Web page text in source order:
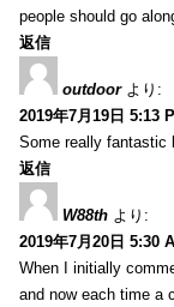
people should go
返信
outdoor より:
2019年7月19日 5:13
Some really fantastic
返信
W88th より:
2019年7月20日 5:30
When I initially
and now each time a